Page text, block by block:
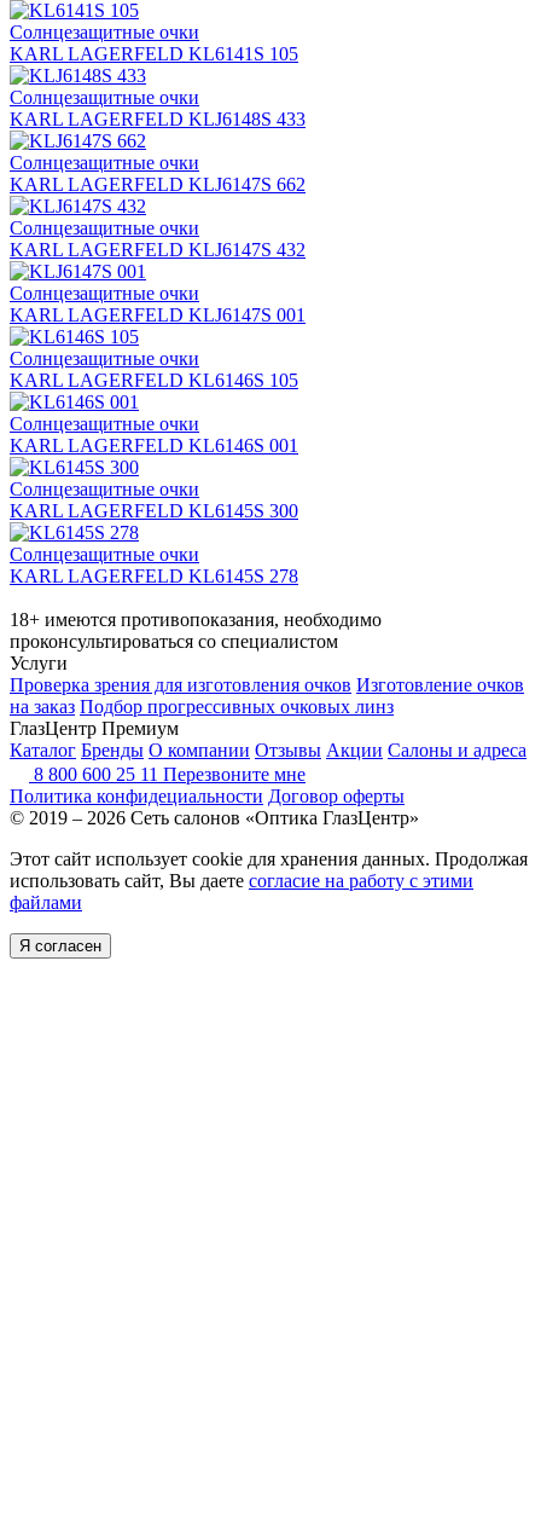
Солнцезащитные очки
KARL LAGERFELD KL6141S 105
Солнцезащитные очки
KARL LAGERFELD KLJ6148S 433
Солнцезащитные очки
KARL LAGERFELD KLJ6147S 662
Солнцезащитные очки
KARL LAGERFELD KLJ6147S 432
Солнцезащитные очки
KARL LAGERFELD KLJ6147S 001
Солнцезащитные очки
KARL LAGERFELD KL6146S 105
Солнцезащитные очки
KARL LAGERFELD KL6146S 001
Солнцезащитные очки
KARL LAGERFELD KL6145S 300
Солнцезащитные очки
KARL LAGERFELD KL6145S 278
18+ имеются противопоказания, необходимо
проконсультироваться со специалистом
Услуги
Проверка зрения для изготовления очков Изготовление очков
на заказ Подбор прогрессивных очковых линз
ГлазЦентр Премиум
Каталог Бренды О компании Отзывы Акции Салоны и адреса
8 800 600 25 11 Перезвоните мне
Политика конфидециальности Договор оферты
© 2019 – 2026 Сеть салонов «Оптика ГлазЦентр»
Этот сайт использует cookie для хранения данных. Продолжая
использовать сайт, Вы даете согласие на работу с этими
файлами
Я согласен